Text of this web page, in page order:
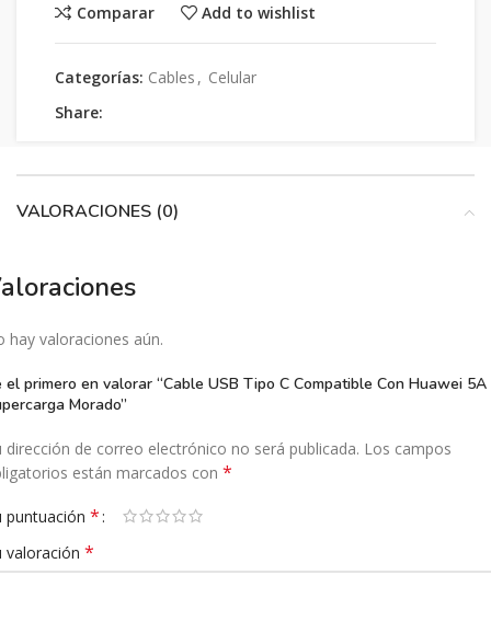
Comparar Add to wishlist
Categorías: Cables , Celular
Share:
VALORACIONES (0)
hay valoraciones aún.
el primero en valorar “Cable USB Tipo C Compatible Con Huawei 5A
Morado”
dirección de correo electrónico no será publicada. Los campos
están marcados con *
puntuación *
valoración *